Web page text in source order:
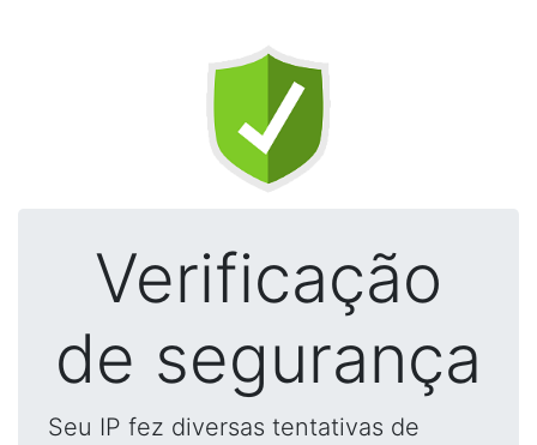
Verificação
de segurança
Seu IP fez diversas tentativas de